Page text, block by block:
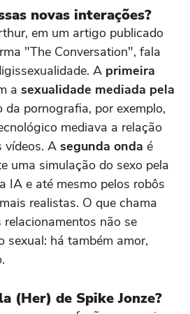
novas interações?
em um artigo publicado
"The Conversation", fala
A primeira
a sexualidade mediada pela
da pornografia, por exemplo,
mediava a relação
vídeos. A segunda onda é
uma simulação do sexo pela
IA e até mesmo pelos robôs
realistas. O que chama
relacionamentos não se
sexual: há também amor,
(Her) de Spike Jonze?